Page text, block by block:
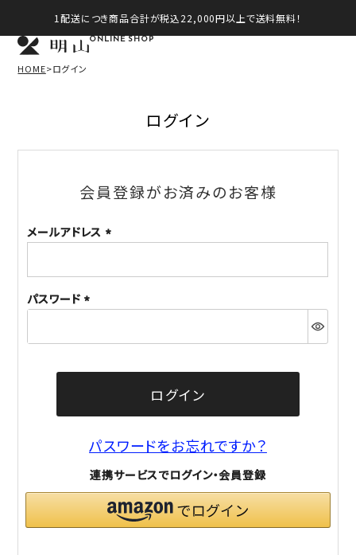
1配送につき商品合計が税込22,000円以上で送料無料！
ONLINE SHOP
HOME ログイン
ログイン
会員登録がお済みのお客様
メールアドレス
須)
パスワード
須)
ログイン
パスワードをお忘れですか？
連携サービスでログイン・会員登録